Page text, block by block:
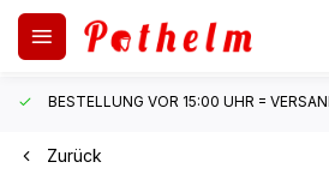
BESTELLUNG VOR 15:00 UHR =
Zurück